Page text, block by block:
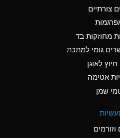
A
A
צורתיים
מחוזקות בד
גומי למתכת
לאוגן
אטימה
שמן
וזורמים